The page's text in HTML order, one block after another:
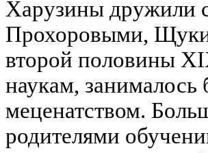
Харузины дружили
Прохоровыми,
второй половины
наукам, занималось
меценатством.
родителями